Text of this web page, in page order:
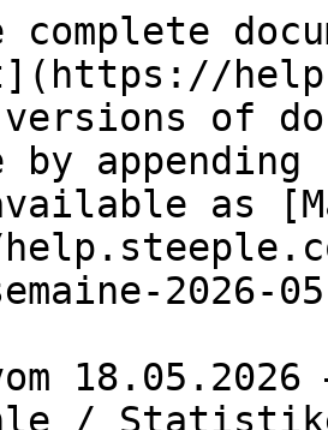
versions of
by
as
2026-
/